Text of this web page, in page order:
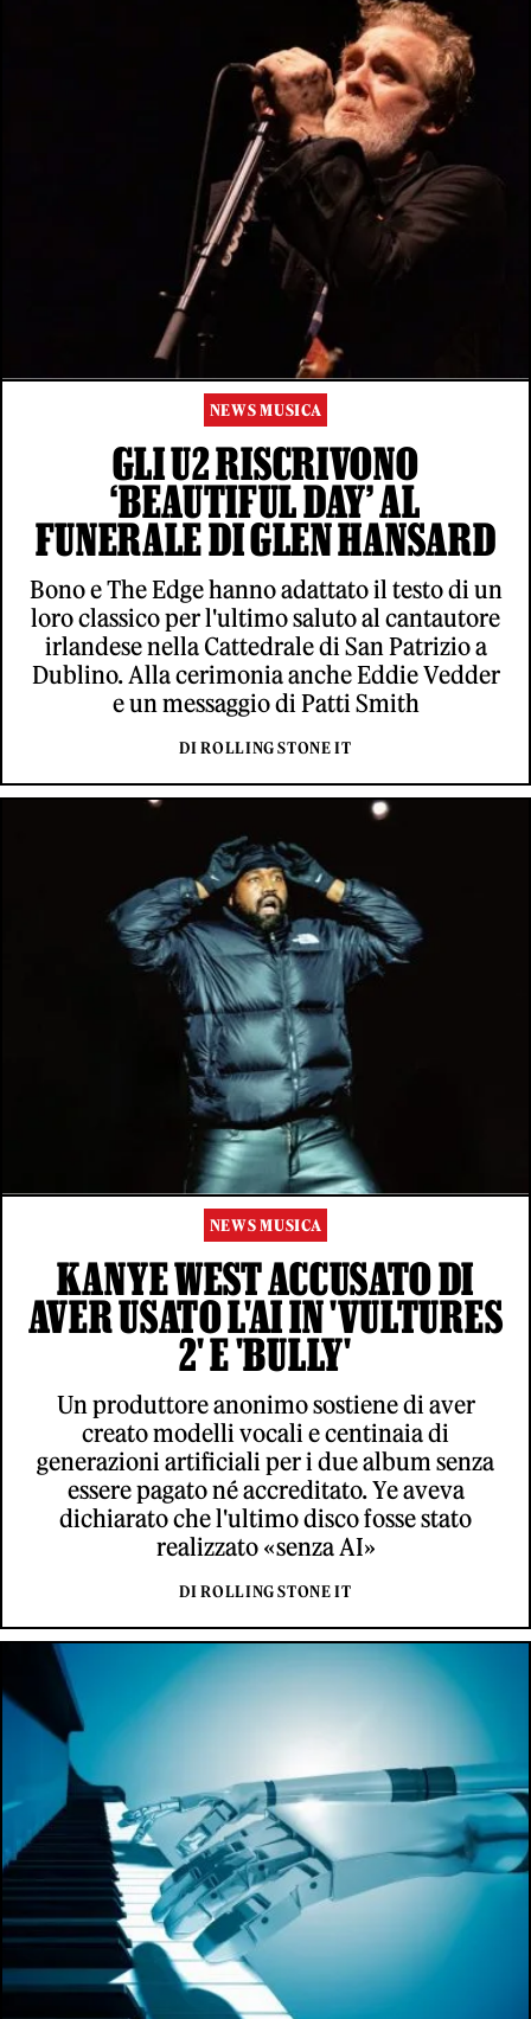
NEWS MUSICA
GLI U2 RISCRIVONO
‘BEAUTIFUL DAY’ AL
FUNERALE DI GLEN HANSARD
Bono e The Edge hanno adattato il testo di un
loro classico per l'ultimo saluto al cantautore
irlandese nella Cattedrale di San Patrizio a
Dublino. Alla cerimonia anche Eddie Vedder
e un messaggio di Patti Smith
DI ROLLING STONE IT
NEWS MUSICA
KANYE WEST ACCUSATO DI
AVER USATO L'AI IN 'VULTURES
2' E 'BULLY'
Un produttore anonimo sostiene di aver
creato modelli vocali e centinaia di
generazioni artificiali per i due album senza
essere pagato né accreditato. Ye aveva
dichiarato che l'ultimo disco fosse stato
realizzato «senza AI»
DI ROLLING STONE IT